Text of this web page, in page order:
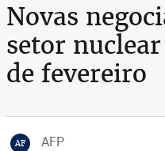
Novas
setor
de fevereiro
AF AFP